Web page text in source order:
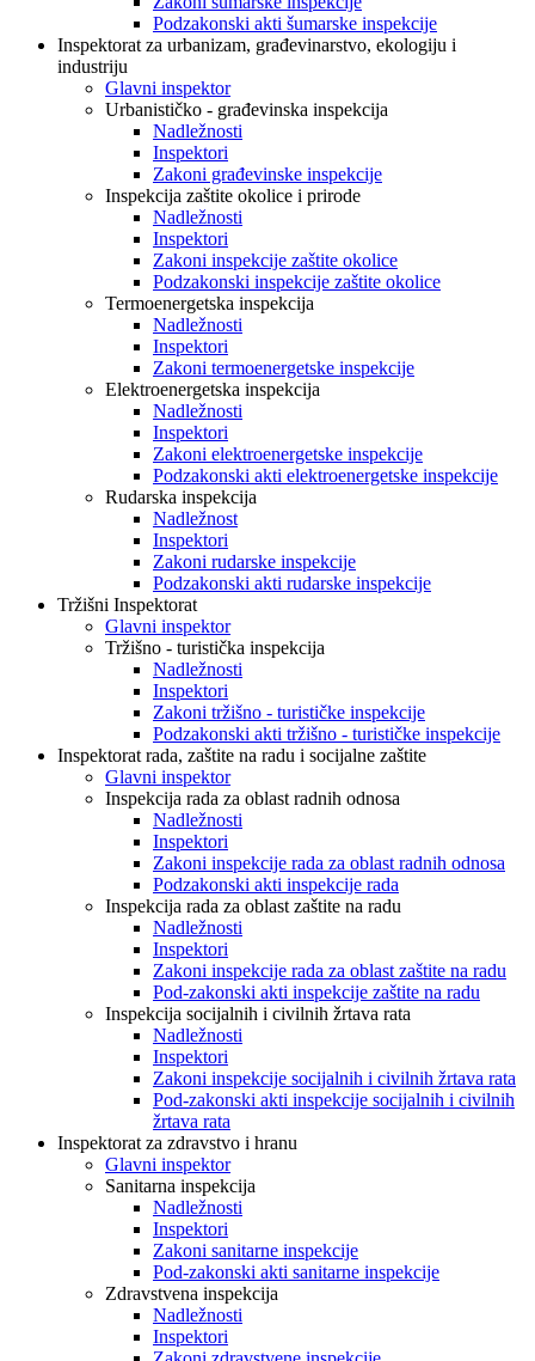
Podzakonski akti šumarske inspekcije
Inspektorat za urbanizam, građevinarstvo, ekologiju i
industriju
Glavni inspektor
Urbanističko - građevinska inspekcija
Nadležnosti
Inspektori
Zakoni građevinske inspekcije
Inspekcija zaštite okolice i prirode
Nadležnosti
Inspektori
Zakoni inspekcije zaštite okolice
Podzakonski inspekcije zaštite okolice
Termoenergetska inspekcija
Nadležnosti
Inspektori
Zakoni termoenergetske inspekcije
Elektroenergetska inspekcija
Nadležnosti
Inspektori
Zakoni elektroenergetske inspekcije
Podzakonski akti elektroenergetske inspekcije
Rudarska inspekcija
Nadležnost
Inspektori
Zakoni rudarske inspekcije
Podzakonski akti rudarske inspekcije
Tržišni Inspektorat
Glavni inspektor
Tržišno - turistička inspekcija
Nadležnosti
Inspektori
Zakoni tržišno - turističke inspekcije
Podzakonski akti tržišno - turističke inspekcije
Inspektorat rada, zaštite na radu i socijalne zaštite
Glavni inspektor
Inspekcija rada za oblast radnih odnosa
Nadležnosti
Inspektori
Zakoni inspekcije rada za oblast radnih odnosa
Podzakonski akti inspekcije rada
Inspekcija rada za oblast zaštite na radu
Nadležnosti
Inspektori
Zakoni inspekcije rada za oblast zaštite na radu
Pod-zakonski akti inspekcije zaštite na radu
Inspekcija socijalnih i civilnih žrtava rata
Nadležnosti
Inspektori
Zakoni inspekcije socijalnih i civilnih žrtava rata
Pod-zakonski akti inspekcije socijalnih i civilnih
žrtava rata
Inspektorat za zdravstvo i hranu
Glavni inspektor
Sanitarna inspekcija
Nadležnosti
Inspektori
Zakoni sanitarne inspekcije
Pod-zakonski akti sanitarne inspekcije
Zdravstvena inspekcija
Nadležnosti
Inspektori